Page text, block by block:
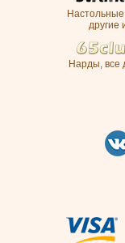
другие
Нарды, все